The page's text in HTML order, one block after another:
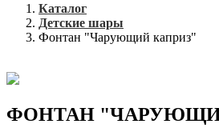
Каталог
Детские шары
Фонтан "Чарующий каприз"
ФОНТАН